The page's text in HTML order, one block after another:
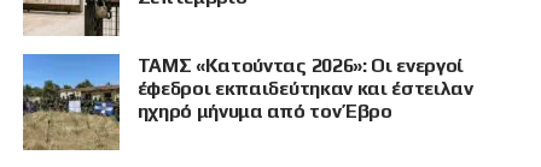
ΤΑΜΣ «Κατούντας 2026»: Οι ενεργοί
έφεδροι εκπαιδεύτηκαν και έστειλαν
ηχηρό μήνυμα από τον Έβρο